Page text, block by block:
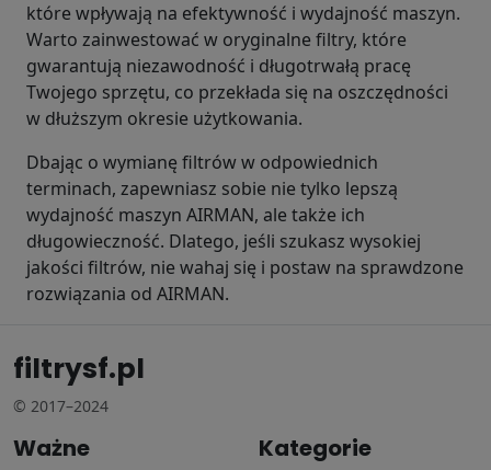
które wpływają na efektywność i wydajność maszyn.
Warto zainwestować w oryginalne filtry, które
gwarantują niezawodność i długotrwałą pracę
Twojego sprzętu, co przekłada się na oszczędności
w dłuższym okresie użytkowania.
Dbając o wymianę filtrów w odpowiednich
terminach, zapewniasz sobie nie tylko lepszą
wydajność maszyn AIRMAN, ale także ich
długowieczność. Dlatego, jeśli szukasz wysokiej
jakości filtrów, nie wahaj się i postaw na sprawdzone
rozwiązania od AIRMAN.
filtrysf.pl
© 2017–2024
Ważne Kategorie